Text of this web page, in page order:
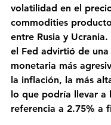
volatilidad en el
commodities
entre Rusia y
el Fed advirtió de
monetaria más
la inflación, la más
lo que podría llevar a
referencia a 2.75% a